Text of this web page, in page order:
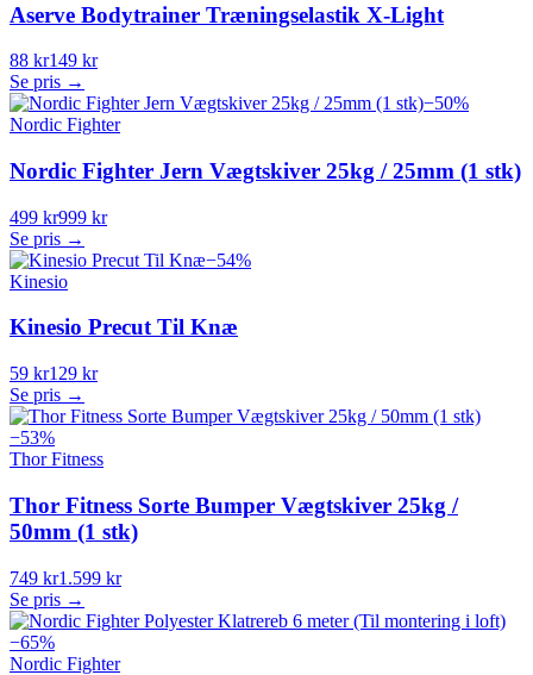
Aserve Bodytrainer Træningselastik X-Light
88 kr149 kr
Se pris →
−50%
Nordic Fighter
Nordic Fighter Jern Vægtskiver 25kg / 25mm (1 stk)
499 kr999 kr
Se pris →
−54%
Kinesio
Kinesio Precut Til Knæ
59 kr129 kr
Se pris →
−53%
Thor Fitness
Thor Fitness Sorte Bumper Vægtskiver 25kg /
50mm (1 stk)
749 kr1.599 kr
Se pris →
−65%
Nordic Fighter